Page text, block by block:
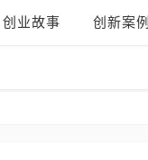
创业故事 创新案例